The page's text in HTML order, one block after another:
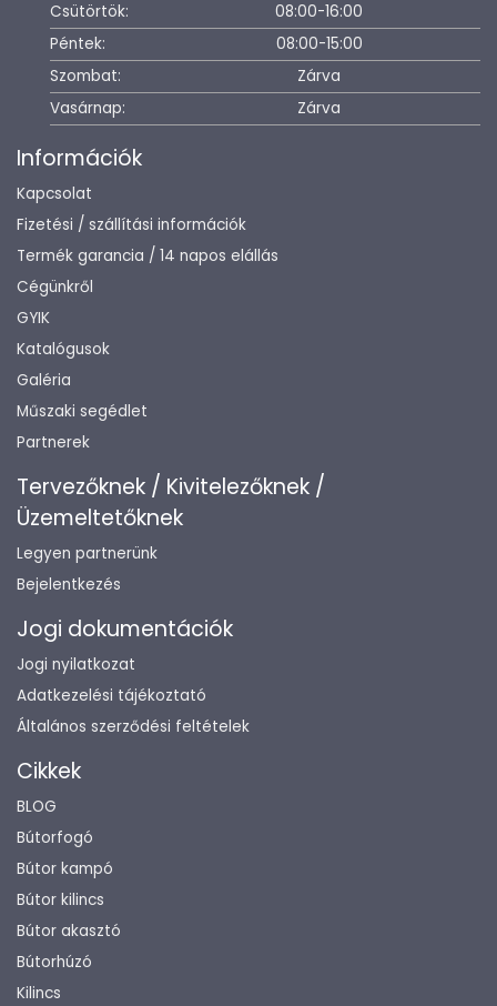
Csütörtök:
08:00-16:00
Péntek:
08:00-15:00
Szombat:
Zárva
Vasárnap:
Zárva
Információk
Kapcsolat
Fizetési / szállítási információk
Termék garancia / 14 napos elállás
Cégünkről
GYIK
Katalógusok
Galéria
Műszaki segédlet
Partnerek
Tervezőknek / Kivitelezőknek /
Üzemeltetőknek
Legyen partnerünk
Bejelentkezés
Jogi dokumentációk
Jogi nyilatkozat
Adatkezelési tájékoztató
Általános szerződési feltételek
Cikkek
BLOG
Bútorfogó
Bútor kampó
Bútor kilincs
Bútor akasztó
Bútorhúzó
Kilincs